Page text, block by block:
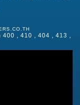
, 410 , 404 , 413 ,